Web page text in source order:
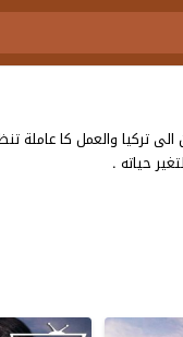
تركيا والعمل كا
حياته .